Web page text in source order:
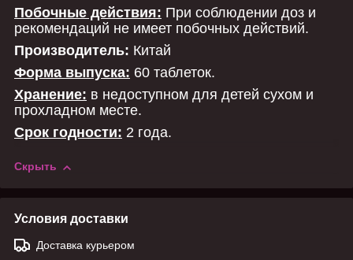
Побочные действия: При соблюдении доз и
рекомендаций не имеет побочных действий.
Производитель: Китай
Форма выпуска: 60 таблеток.
Хранение: в недоступном для детей сухом и
прохладном месте.
Срок годности: 2 года.
Скрыть
Условия доставки
Доставка курьером